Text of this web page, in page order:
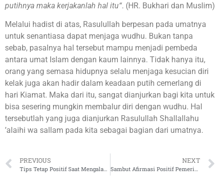
putihnya maka kerjakanlah hal itu“. (HR. Bukhari dan Muslim)
Melalui hadist di atas, Rasulullah berpesan pada umatnya
untuk senantiasa dapat menjaga wudhu. Bukan tanpa
sebab, pasalnya hal tersebut mampu menjadi pembeda
antara umat Islam dengan kaum lainnya. Tidak hanya itu,
orang yang semasa hidupnya selalu menjaga kesucian diri
kelak juga akan hadir dalam keadaan putih cemerlang di
hari Kiamat. Maka dari itu, sangat dianjurkan bagi kita untuk
bisa sesering mungkin membalur diri dengan wudhu. Hal
tersebutlah yang juga dianjurkan Rasulullah Shallallahu
’alaihi wa sallam pada kita sebagai bagian dari umatnya.
PREVIOUS NEXT